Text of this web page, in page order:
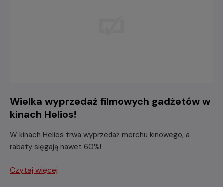
Wielka wyprzedaż filmowych gadżetów w
kinach Helios!
W kinach Helios trwa wyprzedaż merchu kinowego, a
rabaty sięgają nawet 60%!
Czytaj więcej